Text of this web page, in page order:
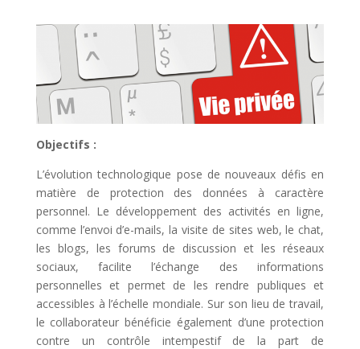
Objectifs :
L’évolution technologique pose de nouveaux défis en
matière de protection des données à caractère
personnel. Le développement des activités en ligne,
comme l’envoi d’e-mails, la visite de sites web, le chat,
les blogs, les forums de discussion et les réseaux
sociaux, facilite l’échange des informations
personnelles et permet de les rendre publiques et
accessibles à l’échelle mondiale. Sur son lieu de travail,
le collaborateur bénéficie également d’une protection
contre un contrôle intempestif de la part de